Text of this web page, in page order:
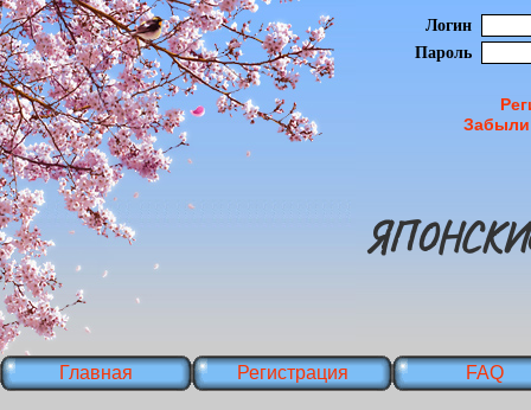
Логин
Пароль
Главная Регистрация FAQ